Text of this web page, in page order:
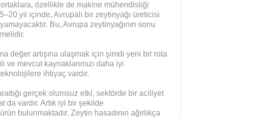
özellikle de makine mühendisliği
yıl içinde, Avrupalı bir zeytinyağı üreticisi
Bu, Avrupa zeytinyağının sonu
değer artışına ulaşmak için şimdi yeni bir rota
mevcut kaynaklarımızı daha iyi
ihtiyaç vardır.
gerçek olumsuz etki, sektörde bir aciliyet
da vardır. Artık iyi bir şekilde
bulunmaktadır. Zeytin hasadının ağırlıkça
Yaman Çelişki